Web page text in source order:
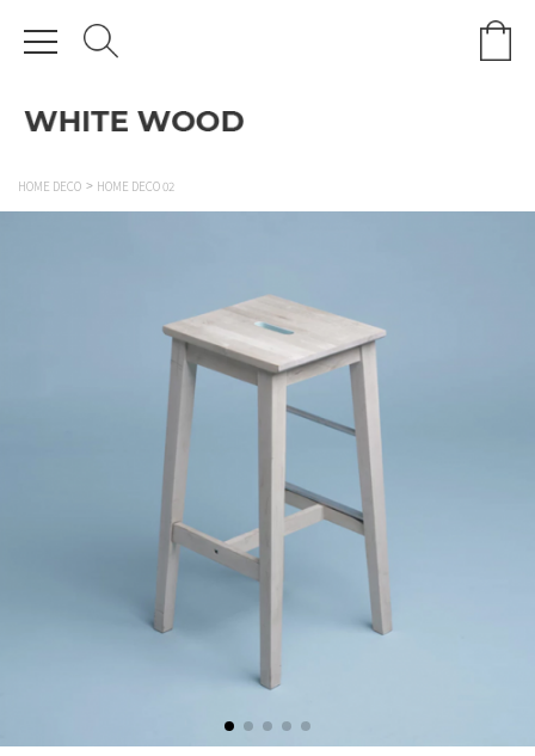
HOME DECO HOME DECO 02